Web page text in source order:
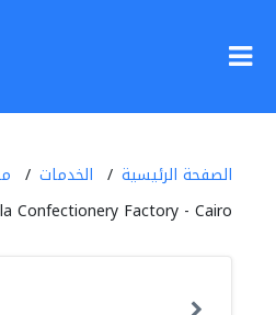
الصفحة الرئيسية الخدمات
Confectionery Factory - Cairo